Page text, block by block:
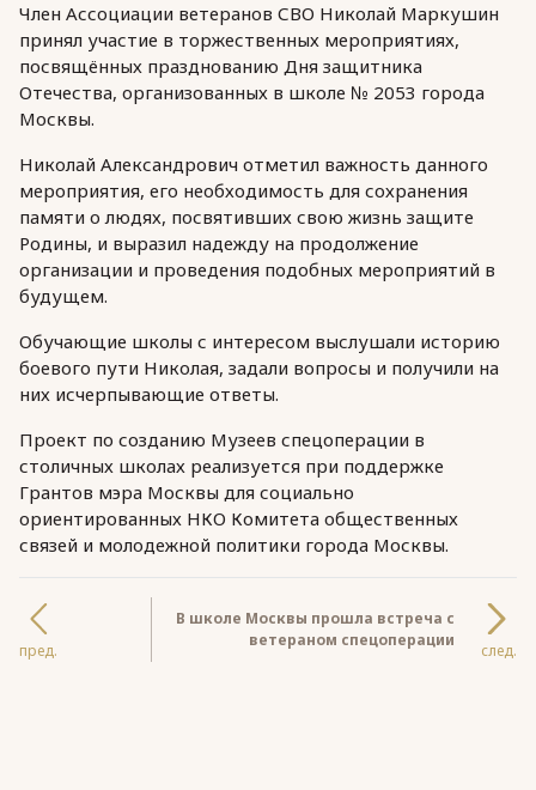
Член Ассоциации ветеранов СВО Николай Маркушин
принял участие в торжественных мероприятиях,
посвящённых празднованию Дня защитника
Отечества, организованных в школе № 2053 города
Москвы.
Николай Александрович отметил важность данного
мероприятия, его необходимость для сохранения
памяти о людях, посвятивших свою жизнь защите
Родины, и выразил надежду на продолжение
организации и проведения подобных мероприятий в
будущем.
Обучающие школы с интересом выслушали историю
боевого пути Николая, задали вопросы и получили на
них исчерпывающие ответы.
Проект по созданию Музеев спецоперации в
столичных школах реализуется при поддержке
Грантов мэра Москвы для социально
ориентированных НКО Комитета общественных
связей и молодежной политики города Москвы.
пред.
В школе Москвы прошла встреча с
ветераном спецоперации
след.